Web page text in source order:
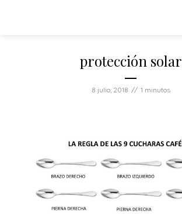
protección solar
8 julio, 2018 1 minutos